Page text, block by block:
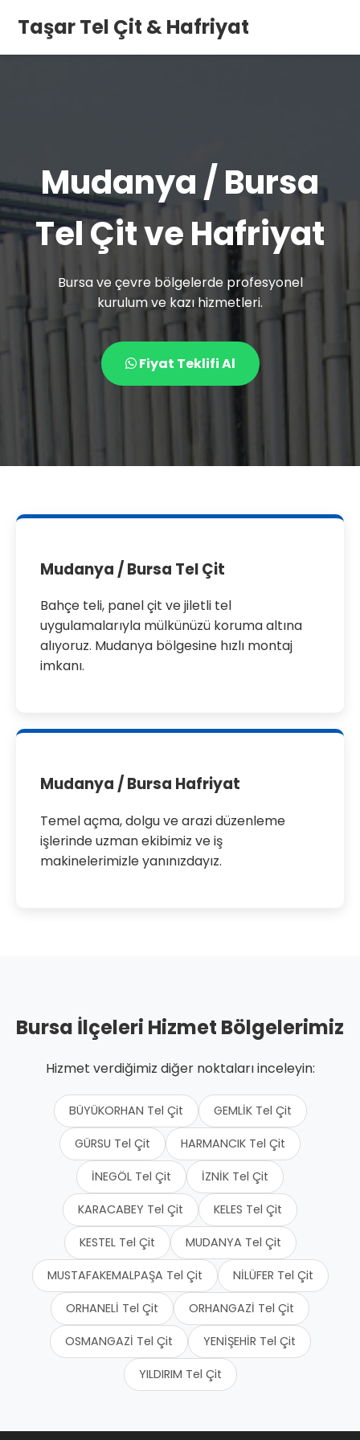
Taşar Tel Çit & Hafriyat
Mudanya / Bursa
Tel Çit ve Hafriyat
Bursa ve çevre bölgelerde profesyonel
kurulum ve kazı hizmetleri.
Fiyat Teklifi Al
Mudanya / Bursa Tel Çit
Bahçe teli, panel çit ve jiletli tel
uygulamalarıyla mülkünüzü koruma altına
alıyoruz. Mudanya bölgesine hızlı montaj
imkanı.
Mudanya / Bursa Hafriyat
Temel açma, dolgu ve arazi düzenleme
işlerinde uzman ekibimiz ve iş
makinelerimizle yanınızdayız.
Bursa İlçeleri Hizmet Bölgelerimiz
Hizmet verdiğimiz diğer noktaları inceleyin:
BÜYÜKORHAN Tel Çit GEMLİK Tel Çit
GÜRSU Tel Çit HARMANCIK Tel Çit
İNEGÖL Tel Çit İZNİK Tel Çit
KARACABEY Tel Çit KELES Tel Çit
KESTEL Tel Çit MUDANYA Tel Çit
MUSTAFAKEMALPAŞA Tel Çit NİLÜFER Tel Çit
ORHANELİ Tel Çit ORHANGAZİ Tel Çit
OSMANGAZİ Tel Çit YENİŞEHİR Tel Çit
YILDIRIM Tel Çit